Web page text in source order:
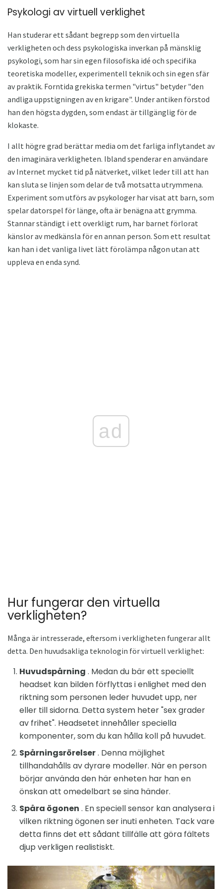
Psykologi av virtuell verklighet
Han studerar ett sådant begrepp som den virtuella
verkligheten och dess psykologiska inverkan på mänsklig
psykologi, som har sin egen filosofiska idé och specifika
teoretiska modeller, experimentell teknik och sin egen sfär
av praktik. Forntida grekiska termen "virtus" betyder "den
andliga uppstigningen av en krigare". Under antiken förstod
han den högsta dygden, som endast är tillgänglig för de
klokaste.
I allt högre grad berättar media om det farliga inflytandet av
den imaginära verkligheten. Ibland spenderar en användare
av Internet mycket tid på nätverket, vilket leder till att han
kan sluta se linjen som delar de två motsatta utrymmena.
Experiment som utförs av psykologer har visat att barn, som
spelar datorspel för länge, ofta är benägna att grymma.
Stannar ständigt i ett overkligt rum, har barnet förlorat
känslor av medkänsla för en annan person. Som ett resultat
kan han i det vanliga livet lätt förolämpa någon utan att
uppleva en enda synd.
ad
Hur fungerar den virtuella
verkligheten?
Många är intresserade, eftersom i verkligheten fungerar allt
detta. Den huvudsakliga teknologin för virtuell verklighet:
Huvudspårning . Medan du bär ett speciellt
headset kan bilden förflyttas i enlighet med den
riktning som personen leder huvudet upp, ner
eller till sidorna. Detta system heter "sex grader
av frihet". Headsetet innehåller speciella
komponenter, som du kan hålla koll på huvudet.
Spårningsrörelser. Denna möjlighet
tillhandahålls av dyrare modeller. När en person
börjar använda den här enheten har han en
önskan att omedelbart se sina händer.
Spåra ögonen . En speciell sensor kan analysera i
vilken riktning ögonen ser inuti enheten. Tack vare
detta finns det ett sådant tillfälle att göra fältets
djup verkligen realistiskt.